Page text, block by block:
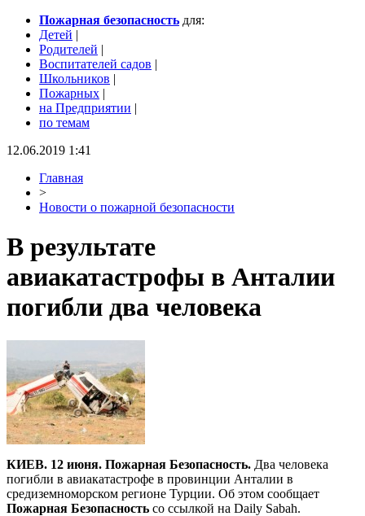
Пожарная безопасность для:
Детей |
Родителей |
Воспитателей садов |
Школьников |
Пожарных |
на Предприятии |
по темам
12.06.2019 1:41
Главная
>
Новости о пожарной безопасности
В результате
авиакатастрофы в Анталии
погибли два человека
КИЕВ. 12 июня. Пожарная Безопасность. Два человека
погибли в авиакатастрофе в провинции Анталии в
средиземноморском регионе Турции. Об этом сообщает
Пожарная Безопасность со ссылкой на Daily Sabah.